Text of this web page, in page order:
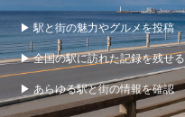
▶ 駅と街の魅力やグルメを投稿
▶ 全国の駅に訪れた記録を残せる
▶ あらゆる駅と街の情報を確認